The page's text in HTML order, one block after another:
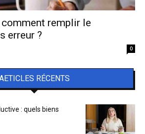
comment remplir le
erreur ?
0
RÉCENTS
: quels biens